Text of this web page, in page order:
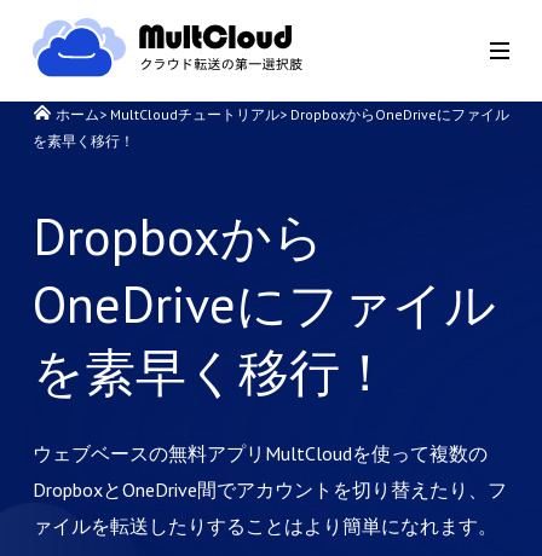
ホーム> MultCloudチュートリアル> DropboxからOneDriveにファイル
を素早く移行！
Dropboxから
OneDriveにファイル
を素早く移行！
ウェブベースの無料アプリMultCloudを使って複数の
DropboxとOneDrive間でアカウントを切り替えたり、フ
ァイルを転送したりすることはより簡単になれます。